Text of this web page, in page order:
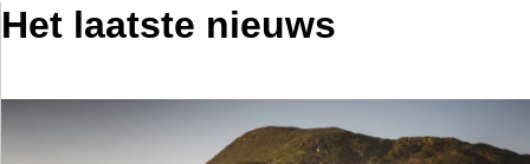
Het laatste nieuws